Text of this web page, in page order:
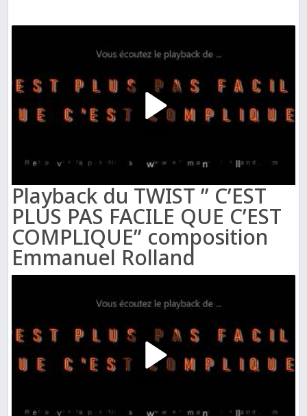
Playback du TWIST ” C’EST
PLUS PAS FACILE QUE C’EST
COMPLIQUE” composition
Emmanuel Rolland